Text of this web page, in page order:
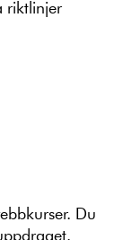
riktlinjer
Du